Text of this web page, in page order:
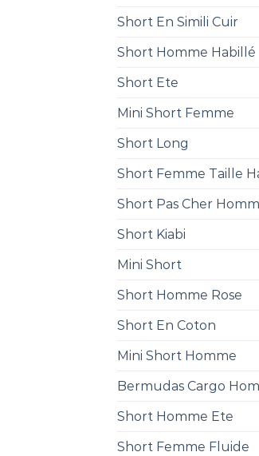
Short En Simili Cuir
Short Homme Habillé
Short Ete
Mini Short Femme
Short Long
Short Femme Taille
Short Pas Cher
Short Kiabi
Mini Short
Short Homme Rose
Short En Coton
Mini Short Homme
Bermudas Cargo
Short Homme Ete
Short Femme Fluide